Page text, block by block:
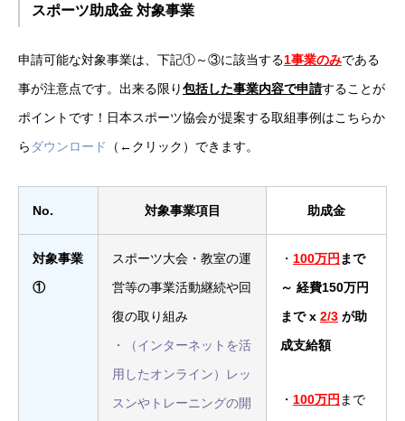
スポーツ助成金 対象事業
申請可能な対象事業は、下記①～③に該当する1事業のみである
事が注意点です。出来る限り包括した事業内容で申請することが
ポイントです！日本スポーツ協会が提案する取組事例はこちらか
ら ダウンロード （←クリック）できます。
No. 対象事業項目 助成金
対象事業
①
スポーツ大会・教室の運
営等の事業活動継続や回
復の取り組み
・（インターネットを活
用したオンライン）レッ
スンやトレーニングの開
・ 100万円 まで
～ 経費150万円
まで x 2/3 が助
成支給額
・ 100万円 まで